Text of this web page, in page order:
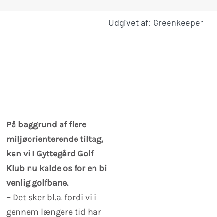
På baggrund af flere
miljøorienterende tiltag,
kan vi I Gyttegård Golf
Klub nu kalde os for en bi
venlig golfbane.
– Det sker bl.a. fordi vi i
gennem længere tid har
Udgivet af: Greenkeeper